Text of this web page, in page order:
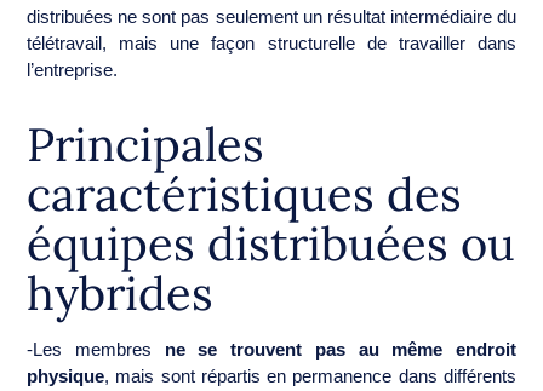
distribuées ne sont pas seulement un résultat intermédiaire du
télétravail, mais une façon structurelle de travailler dans
l’entreprise.
Principales
caractéristiques des
équipes distribuées ou
hybrides
-Les membres ne se trouvent pas au même endroit
physique, mais sont répartis en permanence dans différents